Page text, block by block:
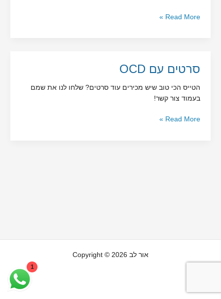
the
Read More »
סרטים עם OCD
הטייס הכי טוב שיש מכירים עוד סרטים? שלחו לנו את שמם
בעמוד צור קשר!
סרטים
OCD
Read More »
Copyright © 2026 אור לב
1